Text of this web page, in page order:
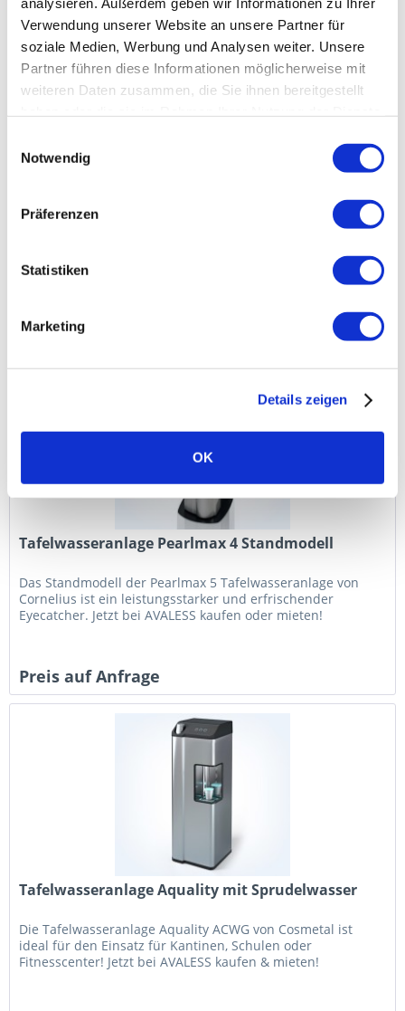
Verwendung unserer Website an unsere Partner für
soziale Medien, Werbung und Analysen weiter. Unsere
Partner führen diese Informationen möglicherweise mit
weiteren Daten zusammen, die Sie ihnen bereitgestellt
Cookies, wenn Sie unsere Webseite weiterhin nutzen.
Notwendig
Präferenzen
Statistiken
Marketing
Details zeigen
OK
leitungsgebundenes, kompaktes Tischmodell in schickem
weiß. Jetzt bei AVALESS günstig kaufen & mieten!
Preis auf Anfrage
Tafelwasseranlage Pearlmax 4 Standmodell
Das Standmodell der Pearlmax 5 Tafelwasseranlage von
Cornelius ist ein leistungsstarker und erfrischender
Eyecatcher. Jetzt bei AVALESS kaufen oder mieten!
Preis auf Anfrage
Tafelwasseranlage Aquality mit Sprudelwasser
Die Tafelwasseranlage Aquality ACWG von Cosmetal ist
ideal für den Einsatz für Kantinen, Schulen oder
Fitnesscenter! Jetzt bei AVALESS kaufen & mieten!